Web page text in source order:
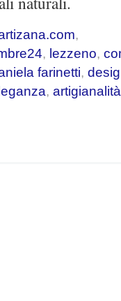
,
, lezzeno,
farinetti,
, artigianalità